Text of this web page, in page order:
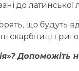
до латинської
що будуть
скарбниці